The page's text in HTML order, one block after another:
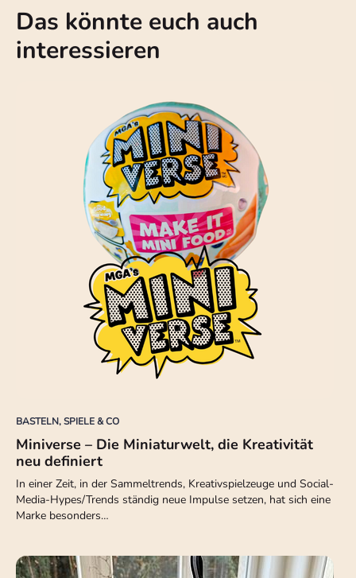
Das könnte euch auch
interessieren
BASTELN, SPIELE & CO
Miniverse – Die Miniaturwelt, die Kreativität
neu definiert
In einer Zeit, in der Sammeltrends, Kreativspielzeuge und Social-
Media-Hypes/Trends ständig neue Impulse setzen, hat sich eine
Marke besonders…